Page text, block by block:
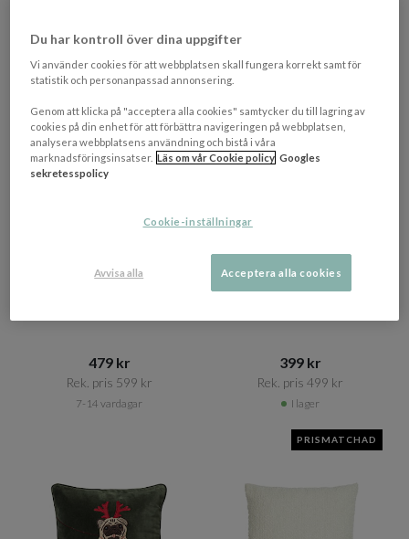
TELL ME MORE
479 kr​​
Rek. pris 599 kr​​
7-14 vardagar
+ 3 varianter
TELL ME MORE
399 kr​​
Rek. pris 499 kr​​
I lager
PRISMATCHAD
Du har kontroll över dina uppgifter
Vi använder cookies för att webbplatsen skall fungera korrekt samt för
statistik och personanpassad annonsering.
Genom att klicka på "acceptera alla cookies" samtycker du till lagring av
cookies på din enhet för att förbättra navigeringen på webbplatsen,
analysera webbplatsens användning och bistå i våra
marknadsföringsinsatser. Läs om vår Cookie policy Googles
sekretesspolicy
Cookie-inställningar
Avvisa alla Acceptera alla cookies